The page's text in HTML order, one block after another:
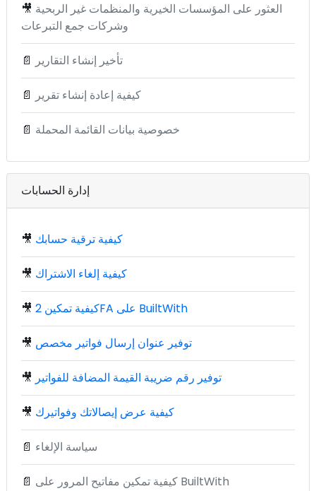
🎥 العثور على المؤسسات الخيرية والمنظمات غير الربحية
وشركات جمع التبرعات
📄 تأخير إنشاء التقارير
📄 كيفية إعادة إنشاء تقرير
📄 خصوصية بيانات القائمة المحملة
إدارة الحسابات
🎥 كيفية ترقية حسابك
🎥 كيفية إلغاء الاشتراك
🎥 كيفية تمكين 2FA على BuiltWith
🎥 توفير عنوان إرسال فواتير مخصص
🎥 توفير رقم ضريبة القيمة المضافة للفواتير
🎥 كيفية عرض إيصالاتك وفواتيرك
📄 سياسة الإلغاء
📄 كيفية تمكين مفاتيح المرور على BuiltWith